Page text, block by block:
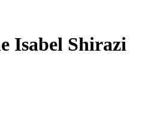
Isabel Shirazi